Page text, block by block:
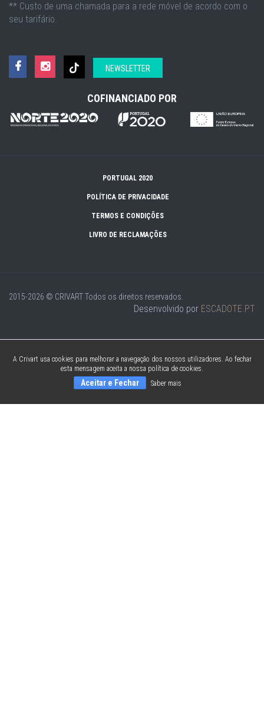
** Custo de uma chamada para a rede móvel de acordo com o
seu tarifário.
NEWSLETTER
COFINANCIADO POR
PORTUGAL 2020
POLÍTICA DE PRIVACIDADE
TERMOS E CONDIÇÕES
LIVRO DE RECLAMAÇÕES
2015-2026 © CRIVARTTodos os direitos reservados.
Desenvolvido por ESCADOTE.PT
A Crivart usa cookies para melhorar a navegação dos nossos utilizadores. Ao fechar
esta mensagem aceita a nossa política de cookies.
Aceitar e Fechar Saber mais